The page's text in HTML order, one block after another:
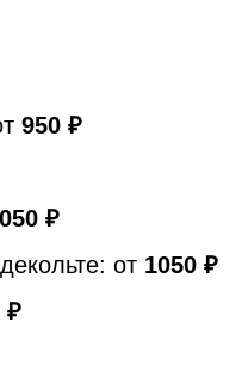
950 ₽
₽
от 1050 ₽
₽